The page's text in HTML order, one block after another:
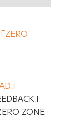
ZERO
」
」
ZONE